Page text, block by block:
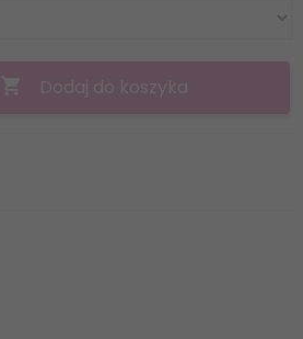
Dodaj do koszyka